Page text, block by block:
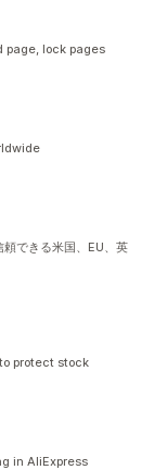
page, lock pages
頼できる米国、EU、英
protect stock
in AliExpress